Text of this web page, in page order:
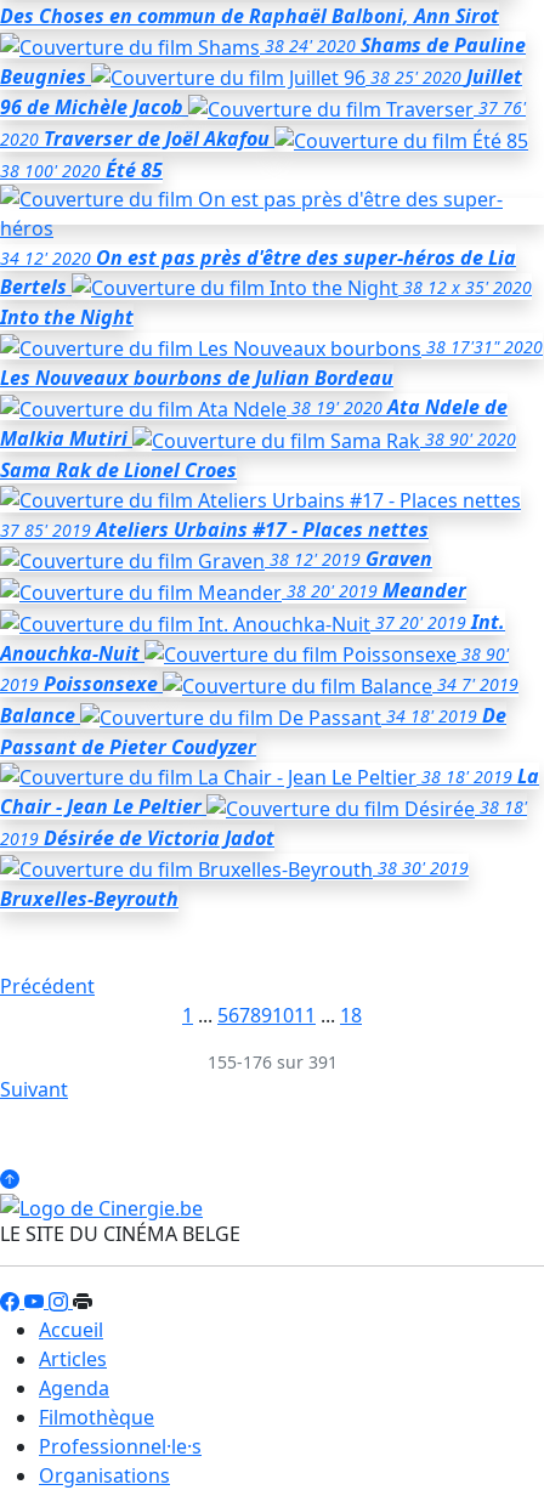
Des Choses en commun de Raphaël Balboni, Ann Sirot
38 24' 2020 Shamsde Pauline
Beugnies
38 25' 2020 Juillet
96de Michèle Jacob 37 76'
2020 Traverserde Joël Akafou
38 100' 2020 Été 85
34 12' 2020 On est pas près d'être des super-héros de Lia
Bertels
38 12 x 35' 2020
Into the Night
38 17'31" 2020
Les Nouveaux bourbons de Julian Bordeau
38 19' 2020 Ata Ndelede
Malkia Mutiri
38 90' 2020
Sama Rakde Lionel Croes
37 85' 2019 Ateliers Urbains #17 - Places nettes
38 12' 2019 Graven
38 20' 2019 Meander
37 20' 2019 Int.
Anouchka-Nuit
38 90'
2019 Poissonsexe 34 7' 2019
Balance 34 18' 2019 De
Passantde Pieter Coudyzer
38 18' 2019 La
Chair - Jean Le Peltier
38 18'
2019 Désiréede Victoria Jadot
38 30' 2019
Bruxelles-Beyrouth
Précédent
1 ... 567891011 ... 18
155-176 sur 391
Suivant
LE SITE DU CINÉMA BELGE
Accueil
Articles
Agenda
Filmothèque
Professionnel·le·s
Organisations